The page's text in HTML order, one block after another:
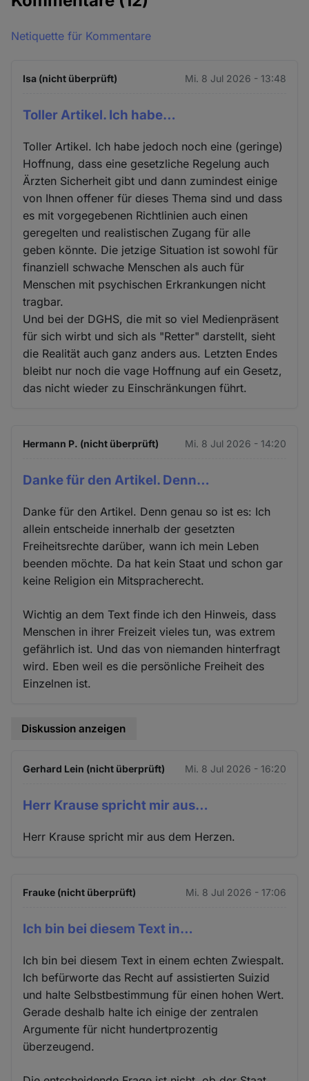
Netiquette für Kommentare
Isa (nicht überprüft) Mi. 8 Jul 2026 - 13:48
Toller Artikel. Ich habe…
Toller Artikel. Ich habe jedoch noch eine (geringe)
Hoffnung, dass eine gesetzliche Regelung auch
Ärzten Sicherheit gibt und dann zumindest einige
von Ihnen offener für dieses Thema sind und dass
es mit vorgegebenen Richtlinien auch einen
geregelten und realistischen Zugang für alle
geben könnte. Die jetzige Situation ist sowohl für
finanziell schwache Menschen als auch für
Menschen mit psychischen Erkrankungen nicht
tragbar.
Und bei der DGHS, die mit so viel Medienpräsent
für sich wirbt und sich als "Retter" darstellt, sieht
die Realität auch ganz anders aus. Letzten Endes
bleibt nur noch die vage Hoffnung auf ein Gesetz,
das nicht wieder zu Einschränkungen führt.
Hermann P. (nicht überprüft) Mi. 8 Jul 2026 - 14:20
Danke für den Artikel. Denn…
Danke für den Artikel. Denn genau so ist es: Ich
allein entscheide innerhalb der gesetzten
Freiheitsrechte darüber, wann ich mein Leben
beenden möchte. Da hat kein Staat und schon gar
keine Religion ein Mitspracherecht.
Wichtig an dem Text finde ich den Hinweis, dass
Menschen in ihrer Freizeit vieles tun, was extrem
gefährlich ist. Und das von niemanden hinterfragt
wird. Eben weil es die persönliche Freiheit des
Einzelnen ist.
Diskussion anzeigen
Gerhard Lein (nicht überprüft) Mi. 8 Jul 2026 - 16:20
Herr Krause spricht mir aus…
Herr Krause spricht mir aus dem Herzen.
Frauke (nicht überprüft) Mi. 8 Jul 2026 - 17:06
Ich bin bei diesem Text in…
Ich bin bei diesem Text in einem echten Zwiespalt.
Ich befürworte das Recht auf assistierten Suizid
und halte Selbstbestimmung für einen hohen Wert.
Gerade deshalb halte ich einige der zentralen
Argumente für nicht hundertprozentig
überzeugend.